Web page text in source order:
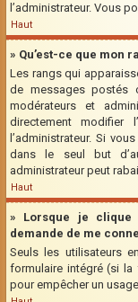
l’administrateur. Vous
Haut
» Qu’est-ce que mon
Les rangs qui
de messages postés
modérateurs et
directement modifier
l’administrateur. Si
dans le seul but
administrateur peut
Haut
» Lorsque je
demande de me
Seuls les utilisateurs
formulaire intégré (si la
pour empêcher un